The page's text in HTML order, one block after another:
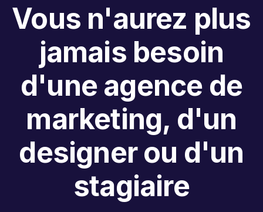
Vous n'aurez plus
jamais besoin
d'une agence de
marketing, d'un
designer ou d'un
stagiaire